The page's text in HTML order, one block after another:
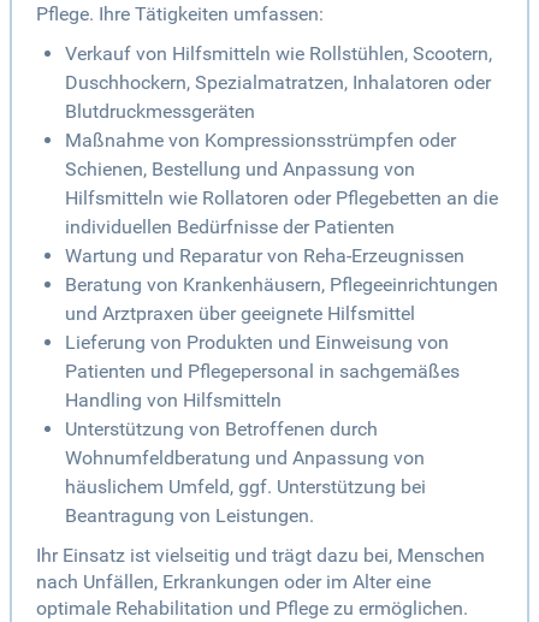
Pflege. Ihre Tätigkeiten umfassen:
Verkauf von Hilfsmitteln wie Rollstühlen, Scootern,
Duschhockern, Spezialmatratzen, Inhalatoren oder
Blutdruckmessgeräten
Maßnahme von Kompressionsstrümpfen oder
Schienen, Bestellung und Anpassung von
Hilfsmitteln wie Rollatoren oder Pflegebetten an die
individuellen Bedürfnisse der Patienten
Wartung und Reparatur von Reha-Erzeugnissen
Beratung von Krankenhäusern, Pflegeeinrichtungen
und Arztpraxen über geeignete Hilfsmittel
Lieferung von Produkten und Einweisung von
Patienten und Pflegepersonal in sachgemäßes
Handling von Hilfsmitteln
Unterstützung von Betroffenen durch
Wohnumfeldberatung und Anpassung von
häuslichem Umfeld, ggf. Unterstützung bei
Beantragung von Leistungen.
Ihr Einsatz ist vielseitig und trägt dazu bei, Menschen
nach Unfällen, Erkrankungen oder im Alter eine
optimale Rehabilitation und Pflege zu ermöglichen.